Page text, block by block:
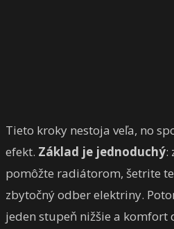
Tieto kroky nestoja veľa, no
efekt. Základ je jednoduchý:
pomôžte radiátorom, šetrite
zbytočný odber elektriny.
jeden stupeň nižšie a komfort